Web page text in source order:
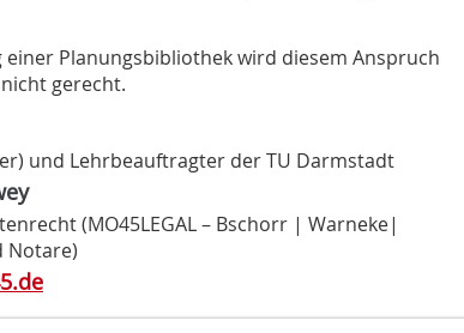
einer Planungsbibliothek wird diesem Anspruch
gerecht.
und Lehrbeauftragter der TU Darmstadt
(MO45LEGAL – Bschorr | Warneke|
Notare)